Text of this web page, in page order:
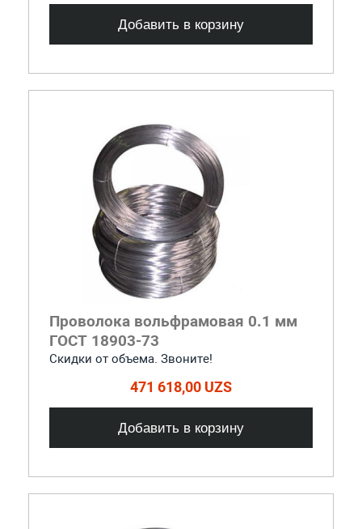
Добавить в корзину
Проволока вольфрамовая 0.1 мм
ГОСТ 18903-73
Скидки от объема. Звоните!
471 618,00 UZS
Добавить в корзину